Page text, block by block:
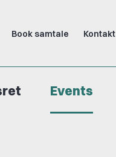
Book samtale Kontakt
Events